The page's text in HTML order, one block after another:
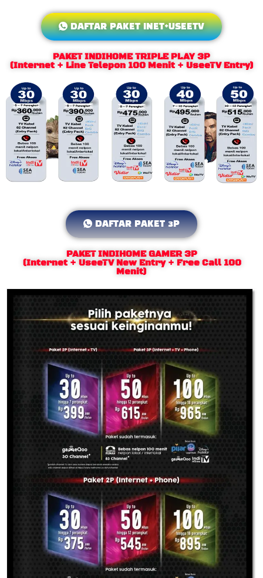
DAFTAR PAKET INET+USEETV
PAKET INDIHOME TRIPLE PLAY 3P
(Internet + Line Telepon 100 Menit + UseeTV Entry)
DAFTAR PAKET 3P
PAKET INDIHOME GAMER 3P
(Internet + UseeTV New Entry + Free Call 100
Menit)